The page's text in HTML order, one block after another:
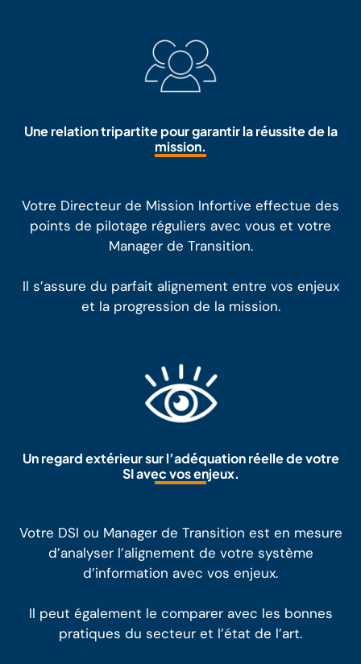
Une relation tripartite pour garantir la réussite de la
mission.
Votre Directeur de Mission Infortive effectue des
points de pilotage réguliers avec vous et votre
Manager de Transition.
Il s’assure du parfait alignement entre vos enjeux
et la progression de la mission.
Un regard extérieur sur l’adéquation réelle de votre
SI avec vos enjeux.
Votre DSI ou Manager de Transition est en mesure
d’analyser l’alignement de votre système
d’information avec vos enjeux.
Il peut également le comparer avec les bonnes
pratiques du secteur et l’état de l’art.